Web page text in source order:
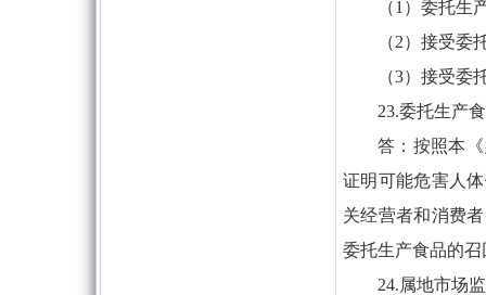
（1）委托
（2）接受委
（3）接受
23.委托生产
答：按照本
证明可能危害人
关经营者和消费
委托生产食品的
24.属地市场